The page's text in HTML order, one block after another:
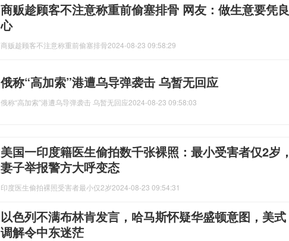
商贩趁顾客不注意称重前偷塞排骨 网友：做生意要凭良
心
商贩趁顾客不注意称重前偷塞排骨2024-08-23 09:58:29
俄称“高加索”港遭乌导弹袭击 乌暂无回应
俄称“高加索”港遭乌导弹袭击 乌暂无回应2024-08-23 09:58:03
美国一印度籍医生偷拍数千张裸照：最小受害者仅2岁，
妻子举报警方大呼变态
印度医生偷拍裸照受害者最小仅2岁2024-08-23 09:54:31
以色列不满布林肯发言，哈马斯怀疑华盛顿意图，美式
调解令中东迷茫